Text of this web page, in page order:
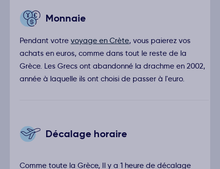
Monnaie
Pendant votre voyage en Crète, vous paierez vos
achats en euros, comme dans tout le reste de la
Grèce. Les Grecs ont abandonné la drachme en 2002,
année à laquelle ils ont choisi de passer à l'euro.
Décalage horaire
Comme toute la Grèce, Il y a 1 heure de décalage